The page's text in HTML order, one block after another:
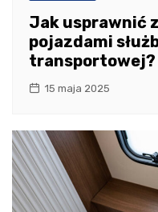
Jak usprawnić
pojazdami
transportowej?
15 maja 2025